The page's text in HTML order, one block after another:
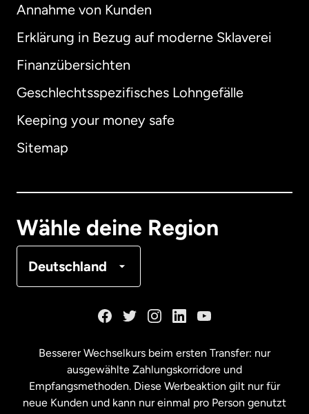
Annahme von Kunden
Erklärung in Bezug auf moderne Sklaverei
Finanzübersichten
Geschlechtsspezifisches Lohngefälle
Keeping your money safe
Sitemap
Wähle deine Region
Deutschland
International English
Australien
Malaysia
Besserer Wechselkurs beim ersten Transfer: nur
ausgewählte Zahlungskorridore und
Empfangsmethoden. Diese Werbeaktion gilt nur für
neue Kunden und kann nur einmal pro Person genutzt